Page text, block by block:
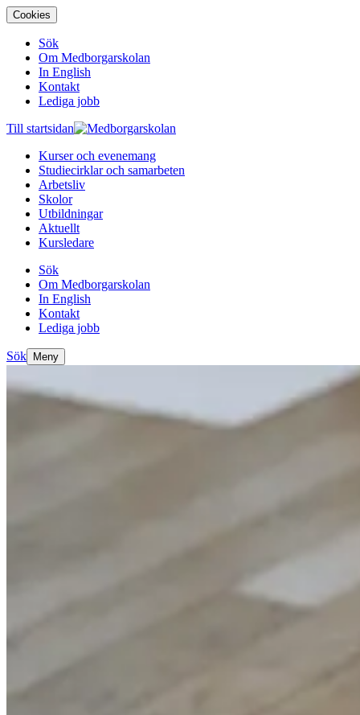
Cookies
Sök
Om Medborgarskolan
In English
Kontakt
Lediga jobb
Till startsidan
Kurser och evenemang
Studiecirklar och samarbeten
Arbetsliv
Skolor
Utbildningar
Aktuellt
Kursledare
Sök
Om Medborgarskolan
In English
Kontakt
Lediga jobb
Sök Meny